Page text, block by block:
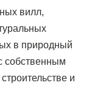
вилл,
в природный
собственным
и